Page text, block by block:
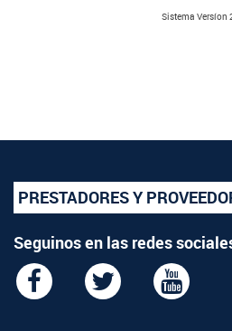
Sistema Versíon
PRESTADORES Y
Seguinos en las redes